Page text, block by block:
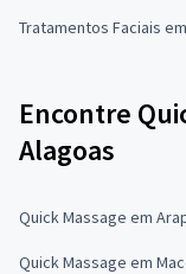
Tratamentos Faciais
Encontre
Alagoas
Quick Massage em
Quick Massage em